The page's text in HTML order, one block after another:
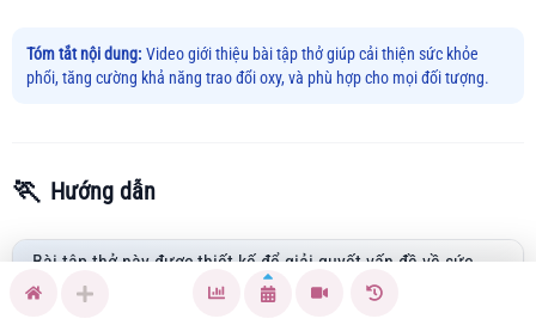
Tóm tắt nội dung: Video giới thiệu bài tập thở giúp cải thiện sức khỏe
phổi, tăng cường khả năng trao đổi oxy, và phù hợp cho mọi đối tượng.
🏃 Hướng dẫn
Bài tập thở này được thiết kế để giải quyết vấn đề về sức
khỏe phổi như khó thở, giảm khả năng trao đổi oxy. Video